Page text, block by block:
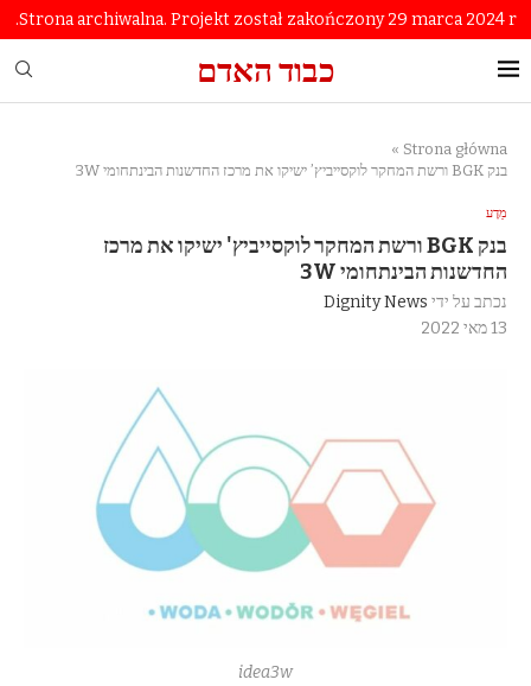
Strona archiwalna. Projekt został zakończony 29 marca 2024 r.
כבוד האדם
Strona główna
»
בנק BGK ורשת המחקר לוקסייביץ’ ישיקו את מרכז החדשנות הבינתחומי 3W
מַדָע
בנק BGK ורשת המחקר לוקסייביץ' ישיקו את מרכז
החדשנות הבינתחומי 3W
נכתב על ידי Dignity News
13 מאי 2022
idea3w